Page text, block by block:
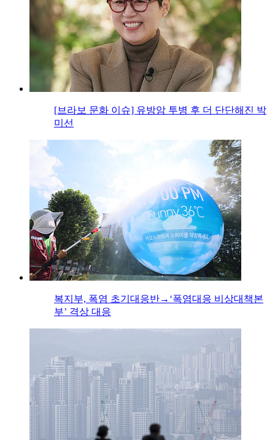
[브라보 문화 이슈] 유방암 투병 후 더 단단해진 박
미선
복지부, 폭염 초기대응반→‘폭염대응 비상대책본
부’ 격상 대응